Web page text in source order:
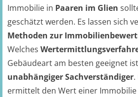
Immobilie in Paaren im Glien
geschätzt werden. Es lassen sich
Methoden zur
Welches
Gebäudeart am besten geeignet
unabhängiger Sachverständiger
ermittelt den Wert einer